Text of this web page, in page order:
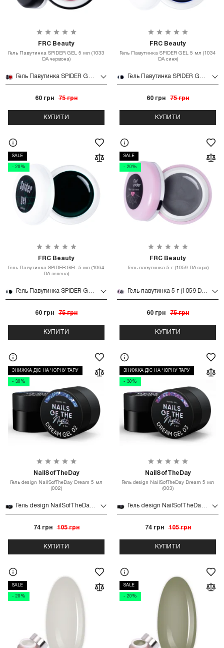
FRC Beauty
Гель Павутинка SPIDER GEL 5 мл (1033
DA червона)
Гель Павутинка SPIDER GEL 5 мл (1033 DA червона)
60 грн 75 грн
КУПИТИ
FRC Beauty
Гель Павутинка SPIDER GEL 5 мл (1034
DA синя)
Гель Павутинка SPIDER GEL 5 мл (1034 DA синя)
60 грн 75 грн
КУПИТИ
SALE
- 20%
FRC Beauty
Гель Павутинка SPIDER GEL 5 мл (1064
DA зелена)
Гель Павутинка SPIDER GEL 5 мл (1064 DA зелена)
60 грн 75 грн
КУПИТИ
SALE
- 20%
FRC Beauty
Гель павутинка 5 г (1059 DA сіра)
Гель павутинка 5 г (1059 DA сіра)
60 грн 75 грн
КУПИТИ
ЗНИЖКА ДІЄ НА ЧОРНУ ТАРУ
- 30%
NailSofTheDay
Гель design NailSofTheDay Dream 5 мл
(002)
Гель design NailSofTheDay Dream 5 мл (002)
74 грн 105 грн
КУПИТИ
ЗНИЖКА ДІЄ НА ЧОРНУ ТАРУ
- 30%
NailSofTheDay
Гель design NailSofTheDay Dream 5 мл
(003)
Гель design NailSofTheDay Dream 5 мл (003)
74 грн 105 грн
КУПИТИ
SALE
- 20%
SALE
- 20%